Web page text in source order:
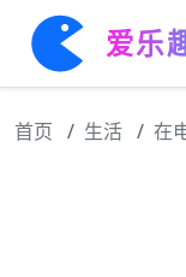
爱乐
首页 生活 在